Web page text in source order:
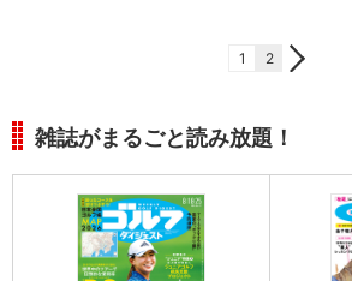
1 2
雑誌がまるごと読み放題！